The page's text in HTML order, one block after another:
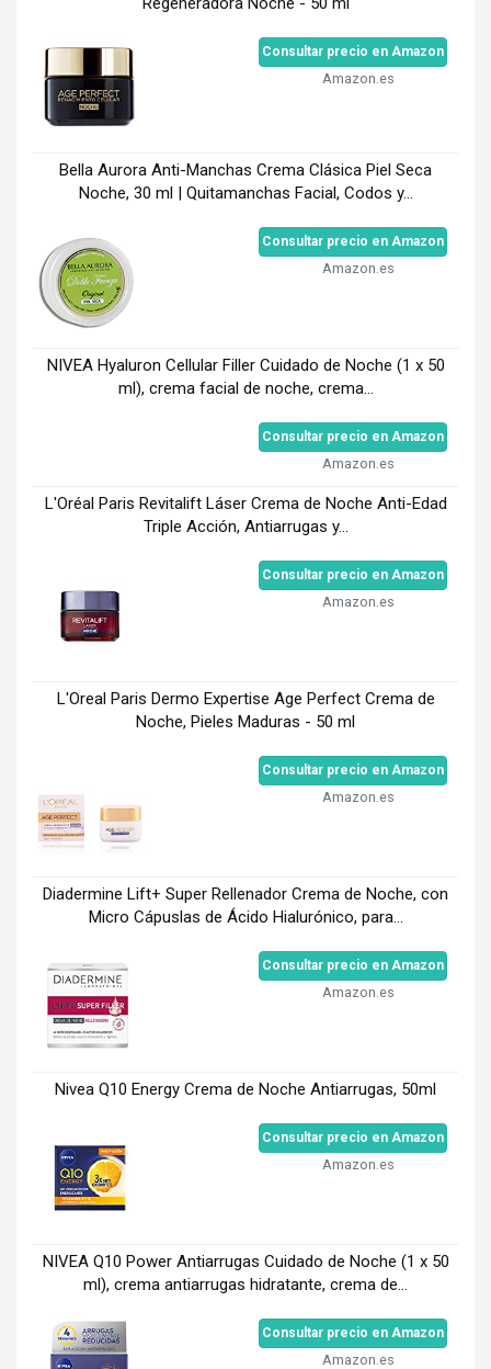
Consultar precio en Amazon
Amazon.es
Bella Aurora Anti-Manchas Crema Clásica Piel Seca
Noche, 30 ml | Quitamanchas Facial, Codos y...
Consultar precio en Amazon
Amazon.es
NIVEA Hyaluron Cellular Filler Cuidado de Noche (1 x 50
ml), crema facial de noche, crema...
Consultar precio en Amazon
Amazon.es
L'Oréal Paris Revitalift Láser Crema de Noche Anti-Edad
Triple Acción, Antiarrugas y...
Consultar precio en Amazon
Amazon.es
L'Oreal Paris Dermo Expertise Age Perfect Crema de
Noche, Pieles Maduras - 50 ml
Consultar precio en Amazon
Amazon.es
Diadermine Lift+ Super Rellenador Crema de Noche, con
Micro Cápuslas de Ácido Hialurónico, para...
Consultar precio en Amazon
Amazon.es
Nivea Q10 Energy Crema de Noche Antiarrugas, 50ml
Consultar precio en Amazon
Amazon.es
NIVEA Q10 Power Antiarrugas Cuidado de Noche (1 x 50
ml), crema antiarrugas hidratante, crema de...
Consultar precio en Amazon
Amazon.es